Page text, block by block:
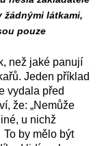
žádnými látkami,
pouze
než jaké panují
Jeden příklad
vydala před
že: „Nemůže
u nichž
by mělo být